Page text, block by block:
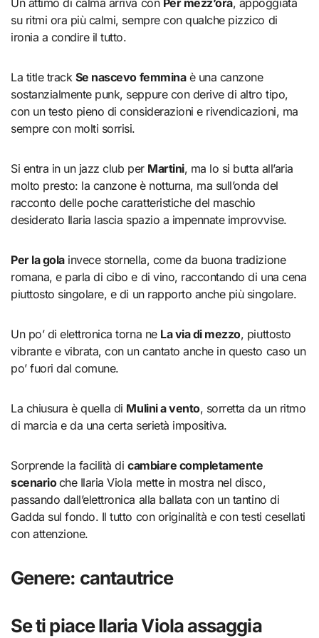
su ritmi ora più calmi, sempre con qualche pizzico di
ironia a condire il tutto.
La title track Se nascevo femminaè una canzone
sostanzialmente punk, seppure con derive di altro tipo,
con un testo pieno di considerazioni e rivendicazioni, ma
sempre con molti sorrisi.
Si entra in un jazz club per Martini, ma lo si butta all’aria
molto presto: la canzone è notturna, ma sull’onda del
racconto delle poche caratteristiche del maschio
desiderato Ilaria lascia spazio a impennate improvvise.
Per la golainvece stornella, come da buona tradizione
romana, e parla di cibo e di vino, raccontando di una cena
piuttosto singolare, e di un rapporto anche più singolare.
Un po’ di elettronica torna ne La via di mezzo, piuttosto
vibrante e vibrata, con un cantato anche in questo caso un
po’ fuori dal comune.
La chiusura è quella di Mulini a vento, sorretta da un ritmo
di marcia e da una certa serietà impositiva.
Sorprende la facilità di cambiare completamente
scenarioche Ilaria Viola mette in mostra nel disco,
passando dall’elettronica alla ballata con un tantino di
Gadda sul fondo. Il tutto con originalità e con testi cesellati
con attenzione.
Genere: cantautrice
Se ti piace Ilaria Viola assaggia